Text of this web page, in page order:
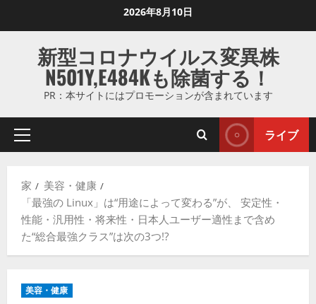
ス
ッ
2026年8月10日
新型コロナウイルス変異株
N501Y,E484Kも除菌する！
PR：本サイトにはプロモーションが含まれています
プ
マ
リ
メ
ニ
ライブ
家
美容・健康
「最強の Linux」は“用途によって変わる”が、 安定性・
性能・汎用性・将来性・日本人ユーザー適性まで含め
た“総合最強クラス”は次の3つ!?
美容・健康